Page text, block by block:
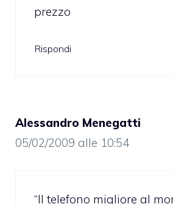
prezzo
Rispondi
Alessandro Menegatti
05/02/2009 alle 10:54
“Il telefono migliore al